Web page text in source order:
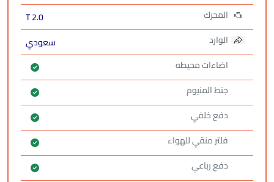
المحرك
2.0 T
الوارد
سعودي
اضاءات محيطه
جنط المنيوم
دفع خلفي
فلتر منقي للهواء
دفع رباعي